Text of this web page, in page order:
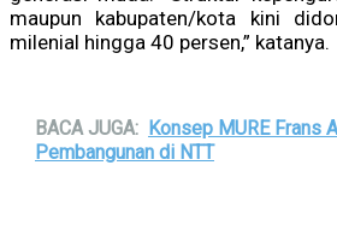
maupun kabupaten/kota kini
milenial hingga 40 persen,” katanya.
BACA JUGA: Konsep MURE Frans
Pembangunan di NTT